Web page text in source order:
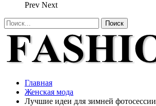
Prev Next
Главная
Женская мода
Лучшие идеи для зимней фотосессии